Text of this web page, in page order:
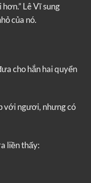
Lê Vĩ sung
của nó.
cho hắn hai quyển
với ngươi, nhưng có
liền thấy: